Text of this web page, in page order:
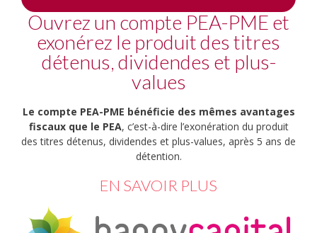
Ouvrez un compte PEA-PME et
exonérez le produit des titres
détenus, dividendes et plus-
values
Le compte PEA-PME bénéficie des mêmes avantages
fiscaux que le PEA, c’est-à-dire l’exonération du produit
des titres détenus, dividendes et plus-values, après 5 ans de
détention.
EN SAVOIR PLUS